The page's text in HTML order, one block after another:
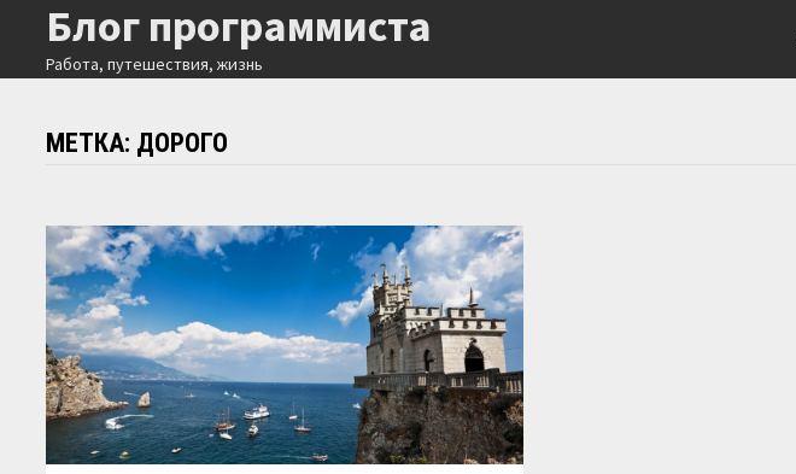
Перейти
содержимому
Блог программиста
Работа, путешествия, жизнь
МЕТКА: ДОРОГО